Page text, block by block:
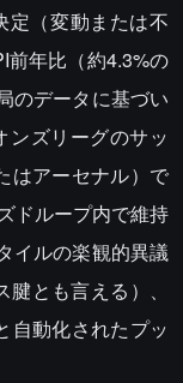
定（変動または不
年比（約4.3%の
のデータに基づい
ンズリーグのサッ
はアーセナル）で
ドループ内で維持
イルの楽観的異議
とも言える）、
自動化されたプッ